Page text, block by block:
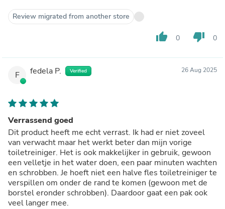
Review migrated from another store
thumb_up 0 thumb_down 0
F fedela P. Verified 26 Aug 2025
Verrassend goed
Dit product heeft me echt verrast. Ik had er niet zoveel
van verwacht maar het werkt beter dan mijn vorige
toiletreiniger. Het is ook makkelijker in gebruik, gewoon
een velletje in het water doen, een paar minuten wachten
en schrobben. Je hoeft niet een halve fles toiletreiniger te
verspillen om onder de rand te komen (gewoon met de
borstel eronder schrobben). Daardoor gaat een pak ook
veel langer mee.